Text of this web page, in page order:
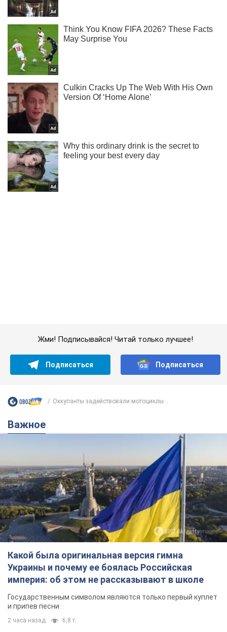
Какой была оригинальная версия гимна
Украины и почему ее боялась Российская
империя: об этом не рассказывают в школе
Государственным символом являются только первый куплет
и припев песни
2 часа назад 6,8 т.
Александру Пономареву – 53: что
известно о трех детях секс-
символа 90-х и как они выглядят
Несмотря на развитие карьеры, артист не
забывал о личном счастье
7 часов назад 7,5 т.
В ПриватБанке рассказали,
действительны ли доллары 1996